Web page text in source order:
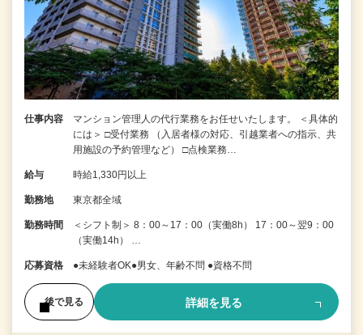
仕事内容
マンション管理人の代行業務をお任せいたします。 ＜具体的
には＞ □受付業務 （入居者様の対応、引越業者への指示、共
用施設の予約管理など） □点検業務…
給与 時給1,330円以上
勤務地 東京都全域
勤務時間
＜シフト制＞ 8：00～17：00（実働8h） 17：00～翌9：00
（実働14h） …
応募資格 ●未経験者OK●男女、年齢不問 ●資格不問
後で見る 詳細を見る